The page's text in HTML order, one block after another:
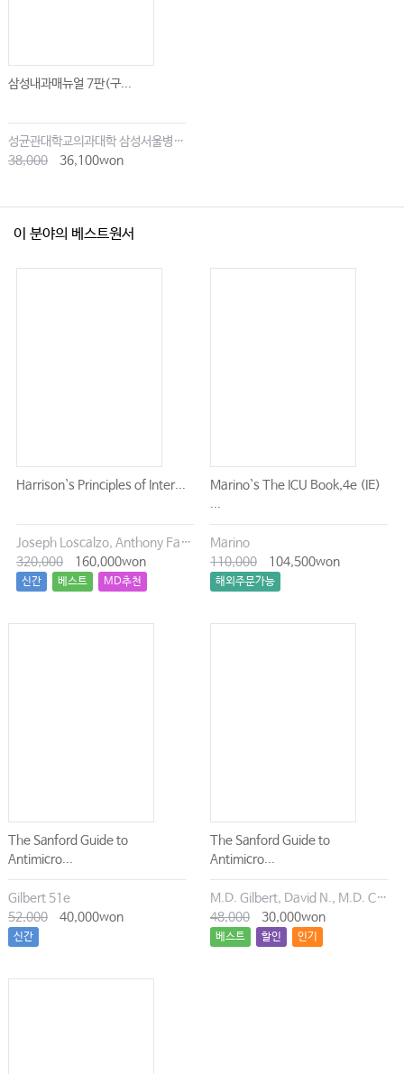
삼성내과매뉴얼 7판(구...
성균관대학교의과대학 삼성서울병원내과
38,000
36,100won
이 분야의 베스트원서
Harrison`s Principles of Inter...
Joseph Loscalzo, Anthony Fauci, Dennis Kasper, Stephen Hauser, Dan Longo, J. Larry Jameson
320,000
160,000won
신간 베스트 MD추천
Marino`s The ICU Book,4e (IE)
...
Marino
110,000
104,500won
해외주문가능
The Sanford Guide to
Antimicro...
Gilbert 51e
52,000
40,000won
신간
The Sanford Guide to
Antimicro...
M.D. Gilbert, David N., M.D. Chambers, Henry F., M.D. Eliopoulos, George M., M.D. Saag, Michael S., M.D. Pavia, Andrew T.
48,000
30,000won
베스트 할인 인기